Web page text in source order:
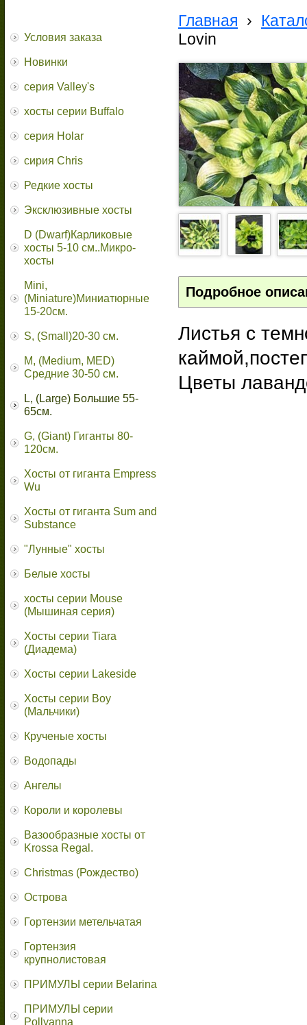
Условия заказа
Новинки
серия Valley's
хосты серии Buffalo
серия Holar
сирия Chris
Редкие хосты
Эксклюзивные хосты
D (Dwarf)Карликовые
хосты 5-10 см..Микро-
хосты
Mini,
(Miniature)Миниатюрные
15-20см.
S, (Small)20-30 см.
M, (Medium, MED)
Средние 30-50 см.
L, (Large) Большие 55-
65cм.
G, (Giant) Гиганты 80-
120см.
Хосты от гиганта Empress
Wu
Хосты от гиганта Sum and
Substance
"Лунные" хосты
Белые хосты
хосты серии Mouse
(Мышиная серия)
Хосты серии Tiara
(Диадема)
Хосты серии Lakeside
Хосты серии Boy
(Мальчики)
Крученые хосты
Водопады
Ангелы
Короли и королевы
Вазообразные хосты от
Krossa Regal.
Christmas (Рождество)
Острова
Гортензии метельчатая
Гортензия
крупнолистовая
ПРИМУЛЫ серии Belarina
ПРИМУЛЫ серии
Pollyanna
Главная ›
Lovin
Подробное
Листья с
Цветы